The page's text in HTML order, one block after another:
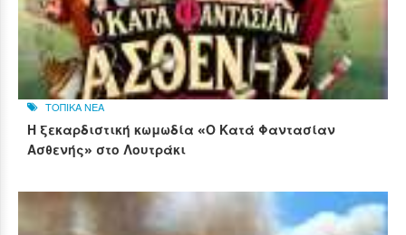
ΤΟΠΙΚΑ ΝΕΑ
Η ξεκαρδιστική κωμωδία «Ο Κατά Φαντασίαν
Ασθενής» στο Λουτράκι